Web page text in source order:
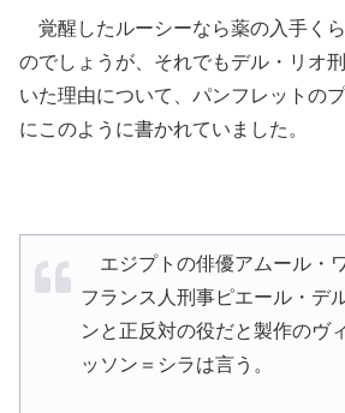
覚醒したルーシーなら薬の入手く
のでしょうが、それでもデル・リオ
いた理由について、パンフレットの
にこのように書かれていました。
エジプトの俳優アムール・
フランス人刑事ピエール・デ
ンと正反対の役だと製作のヴ
ッソン＝シラは言う。